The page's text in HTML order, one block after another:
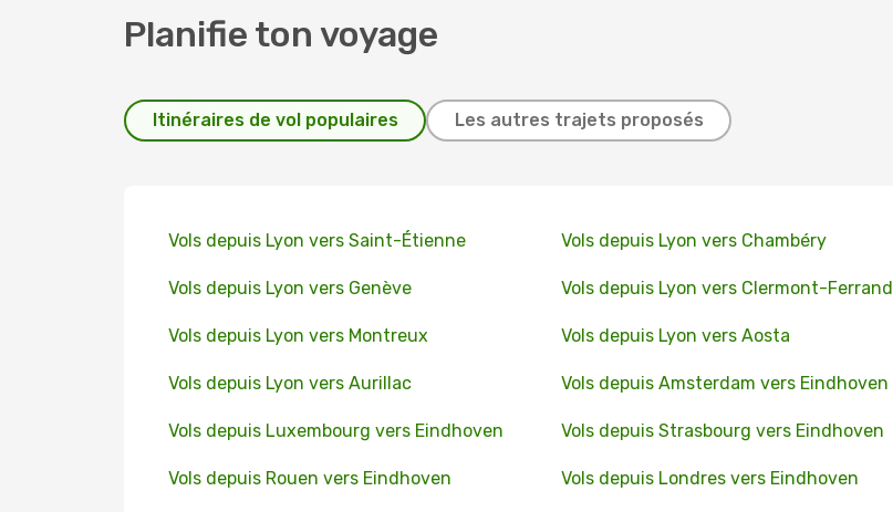
Planifie ton voyage
Itinéraires de vol populaires Les autres trajets proposés
Vols depuis Lyon vers Saint-Étienne Vols depuis Lyon vers Chambéry
Vols depuis Lyon vers Genève Vols depuis Lyon vers Clermont-Ferrand
Vols depuis Lyon vers Montreux Vols depuis Lyon vers Aosta
Vols depuis Lyon vers Aurillac Vols depuis Amsterdam vers Eindhoven
Vols depuis Luxembourg vers Eindhoven Vols depuis Strasbourg vers Eindhoven
Vols depuis Rouen vers Eindhoven Vols depuis Londres vers Eindhoven